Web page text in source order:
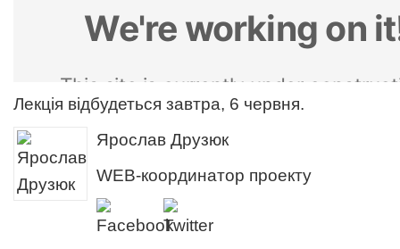
Лекція відбудеться завтра, 6 червня.
Ярослав Друзюк
WEB-координатор проекту